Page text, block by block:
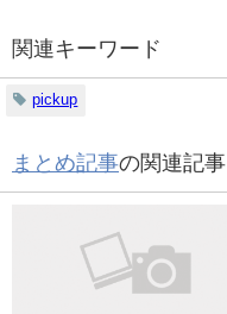
関連キーワード
pickup
まとめ記事の関連記事